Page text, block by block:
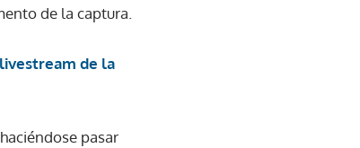
de la captura.
de la
pasar